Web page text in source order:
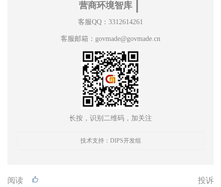
营商环境智库
客服QQ：3312614261
客服邮箱：govmade@govmade.cn
长按，识别二维码，加关注
技术支持：DIPS开发组
阅读 投诉